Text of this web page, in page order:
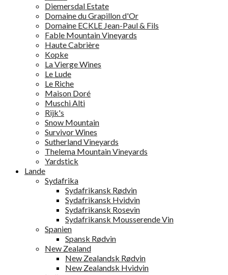
Diemersdal Estate
Domaine du Grapillon d'Or
Domaine ECKLE Jean-Paul & Fils
Fable Mountain Vineyards
Haute Cabrière
Kopke
La Vierge Wines
Le Lude
Le Riche
Maison Doré
Muschi Alti
Rijk's
Snow Mountain
Survivor Wines
Sutherland Vineyards
Thelema Mountain Vineyards
Yardstick
Lande
Sydafrika
Sydafrikansk Rødvin
Sydafrikansk Hvidvin
Sydafrikansk Rosevin
Sydafrikansk Mousserende Vin
Spanien
Spansk Rødvin
New Zealand
New Zealandsk Rødvin
New Zealandsk Hvidvin